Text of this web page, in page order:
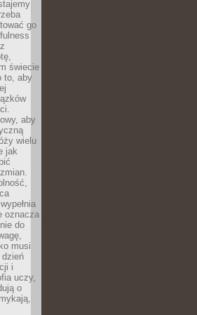
go
świecie
to, aby
aby
wielu
jak
oznacza
do
musi
i
uczy,
o